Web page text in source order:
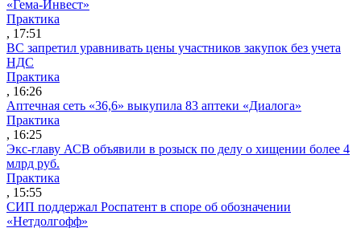
«Гема-Инвест»
Практика
, 17:51
ВС запретил уравнивать цены участников закупок без учета
НДС
Практика
, 16:26
Аптечная сеть «36,6» выкупила 83 аптеки «Диалога»
Практика
, 16:25
Экс-главу АСВ объявили в розыск по делу о хищении более 4
млрд руб.
Практика
, 15:55
СИП поддержал Роспатент в споре об обозначении
«Нетдолгофф»